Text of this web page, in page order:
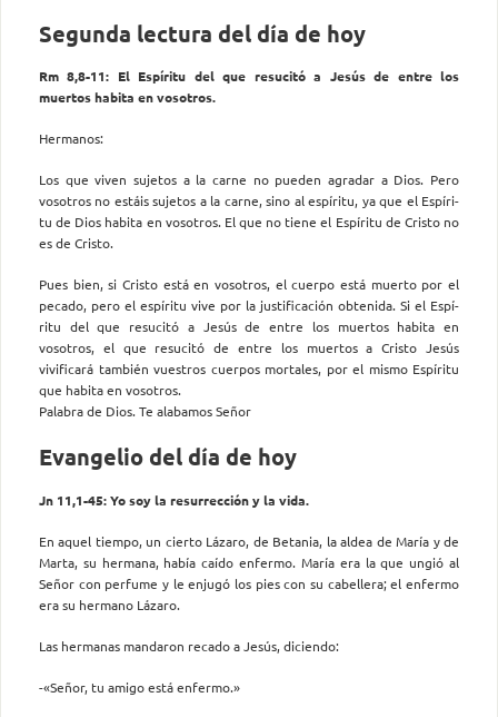
Segunda lectura del día de hoy
Rm 8,8-11: El Espíritu del que resucitó a Jesús de entre los
muertos habita en vosotros.
Hermanos:
Los que viven sujetos a la carne no pueden agradar a Dios. Pero
vosotros no estáis sujetos a la carne, sino al espíritu, ya que el Espíri­
tu de Dios habita en vosotros. El que no tiene el Espíritu de Cristo no
es de Cristo.
Pues bien, si Cristo está en vosotros, el cuerpo está muerto por el
pecado, pero el espíritu vive por la justificación obtenida. Si el Espí­
ritu del que resucitó a Jesús de entre los muertos habita en
vosotros, el que resucitó de entre los muertos a Cristo Jesús
vivificará también vuestros cuerpos mortales, por el mismo Espíritu
que habita en vosotros.
Palabra de Dios. Te alabamos Señor
Evangelio del día de hoy
Jn 11,1-45: Yo soy la resurrección y la vida.
En aquel tiempo, un cierto Lázaro, de Betania, la aldea de María y de
Marta, su hermana, había caído enfermo. María era la que un­gió al
Señor con perfume y le enjugó los pies con su cabellera; el en­fermo
era su hermano Lázaro.
Las hermanas mandaron recado a Jesús, diciendo:
-«Señor, tu amigo está enfermo.»